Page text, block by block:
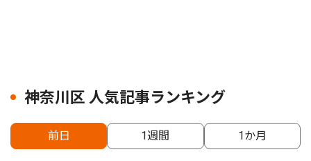
神奈川区 人気記事ランキング
前日 1週間 1か月